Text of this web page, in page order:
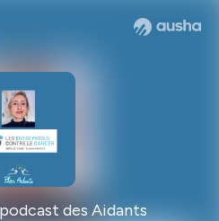
des Aidants